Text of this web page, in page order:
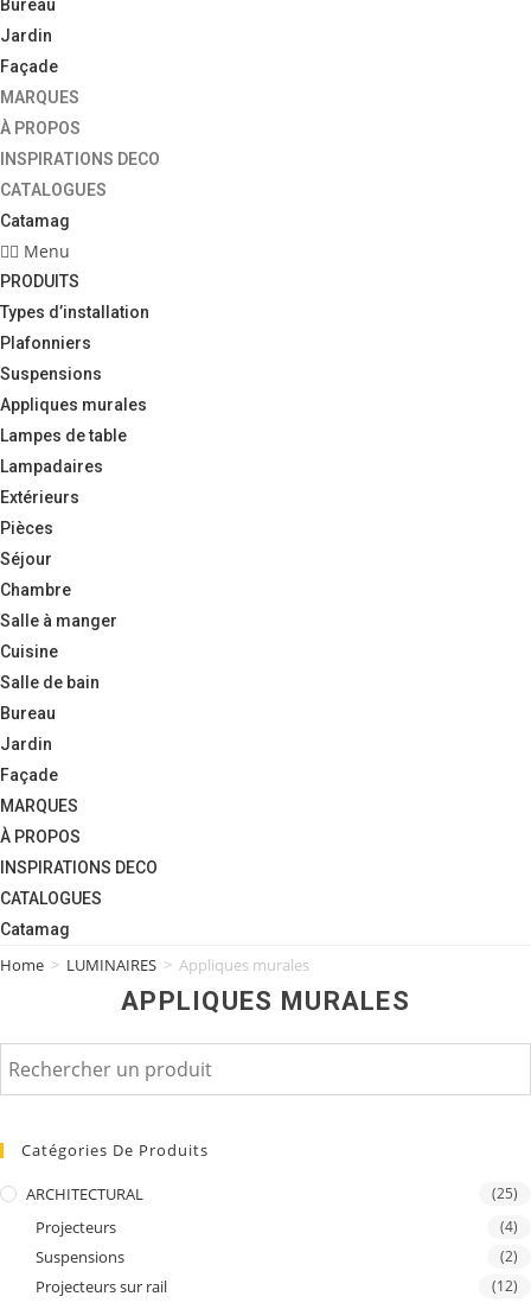
Bureau
Jardin
Façade
MARQUES
À PROPOS
INSPIRATIONS DECO
CATALOGUES
Catamag
Menu
PRODUITS
Types d’installation
Plafonniers
Suspensions
Appliques murales
Lampes de table
Lampadaires
Extérieurs
Pièces
Séjour
Chambre
Salle à manger
Cuisine
Salle de bain
Bureau
Jardin
Façade
MARQUES
À PROPOS
INSPIRATIONS DECO
CATALOGUES
Catamag
Home > LUMINAIRES > Appliques murales
APPLIQUES MURALES
Catégories De Produits
ARCHITECTURAL (25)
Projecteurs (4)
Suspensions (2)
Projecteurs sur rail (12)